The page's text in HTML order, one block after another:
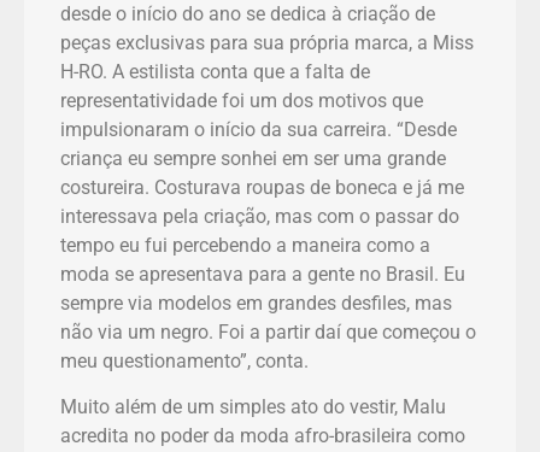
desde o início do ano se dedica à criação de
peças exclusivas para sua própria marca, a Miss
H-RO. A estilista conta que a falta de
representatividade foi um dos motivos que
impulsionaram o início da sua carreira. “Desde
criança eu sempre sonhei em ser uma grande
costureira. Costurava roupas de boneca e já me
interessava pela criação, mas com o passar do
tempo eu fui percebendo a maneira como a
moda se apresentava para a gente no Brasil. Eu
sempre via modelos em grandes desfiles, mas
não via um negro. Foi a partir daí que começou o
meu questionamento”, conta.
Muito além de um simples ato do vestir, Malu
acredita no poder da moda afro-brasileira como